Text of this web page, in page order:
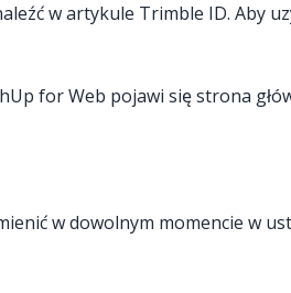
w artykule Trimble ID. Aby
for Web pojawi się strona
w dowolnym momencie w